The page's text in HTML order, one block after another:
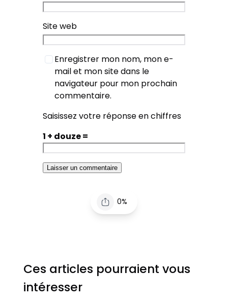
Site web
Enregistrer mon nom, mon e-
mail et mon site dans le
navigateur pour mon prochain
commentaire.
Saisissez votre réponse en chiffres
1 + douze =
0%
Ces articles pourraient vous
intéresser